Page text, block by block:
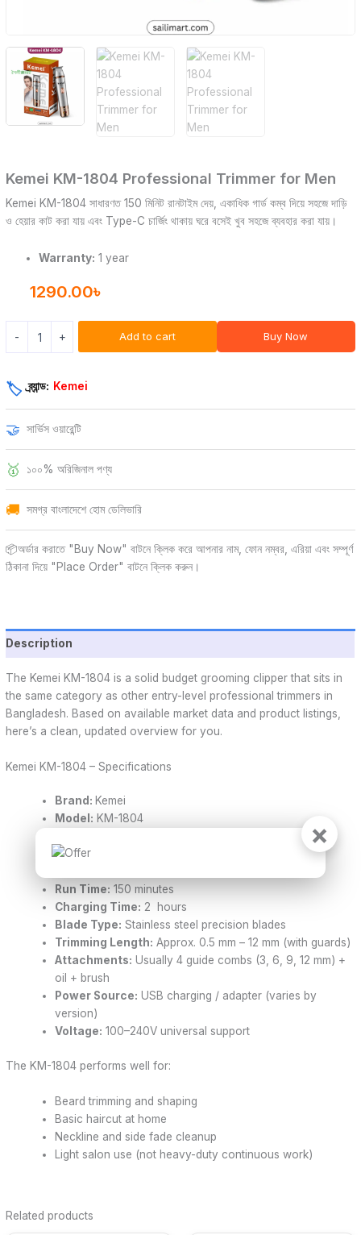
Kemei KM-1804 Professional Trimmer for Men
Kemei KM-1804 সাধারণত 150 মিনিট রানটাইম দেয়, একাধিক গার্ড কম্ব দিয়ে সহজে দাড়ি
ও হেয়ার কাট করা যায় এবং Type-C চার্জিং থাকায় ঘরে বসেই খুব সহজে ব্যবহার করা যায়।
Warranty: 1 year
1290.00৳
- + Add to cart Buy Now
🏷️ ব্র্যান্ড: Kemei
🤝 সার্ভিস ওয়ারেন্টি
🥇 ১০০% অরিজিনাল পণ্য
🚚 সমগ্র বাংলাদেশে হোম ডেলিভারি
📦অর্ডার করাতে "Buy Now" বাটনে ক্লিক করে আপনার নাম, ফোন নম্বর, এরিয়া এবং সম্পূর্ণ
ঠিকানা দিয়ে "Place Order" বাটনে ক্লিক করুন।
Description
The Kemei KM-1804 is a solid budget grooming clipper that sits in
the same category as other entry-level professional trimmers in
Bangladesh. Based on available market data and product listings,
here’s a clean, updated overview for you.
Kemei KM-1804 – Specifications
Brand: Kemei
Model: KM-1804
Cordless + Corded (Dual mode support)
Motor Speed:
Run Time: 150 minutes
Charging Time: 2 hours
Blade Type: Stainless steel precision blades
Trimming Length: Approx. 0.5 mm – 12 mm (with guards)
Attachments: Usually 4 guide combs (3, 6, 9, 12 mm) +
oil + brush
Power Source: USB charging / adapter (varies by
version)
Voltage: 100–240V universal support
The KM-1804 performs well for:
Beard trimming and shaping
Basic haircut at home
Neckline and side fade cleanup
Light salon use (not heavy-duty continuous work)
Related products
×